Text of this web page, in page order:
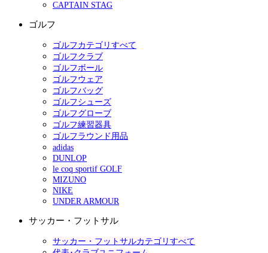
CAPTAIN STAG
ゴルフ
ゴルフカテゴリすべて
ゴルフクラブ
ゴルフボール
ゴルフウェア
ゴルフバッグ
ゴルフシューズ
ゴルフグローブ
ゴルフ練習器具
ゴルフラウンド用品
adidas
DUNLOP
le coq sportif GOLF
MIZUNO
NIKE
UNDER ARMOUR
サッカー・フットサル
サッカー・フットサルカテゴリすべて